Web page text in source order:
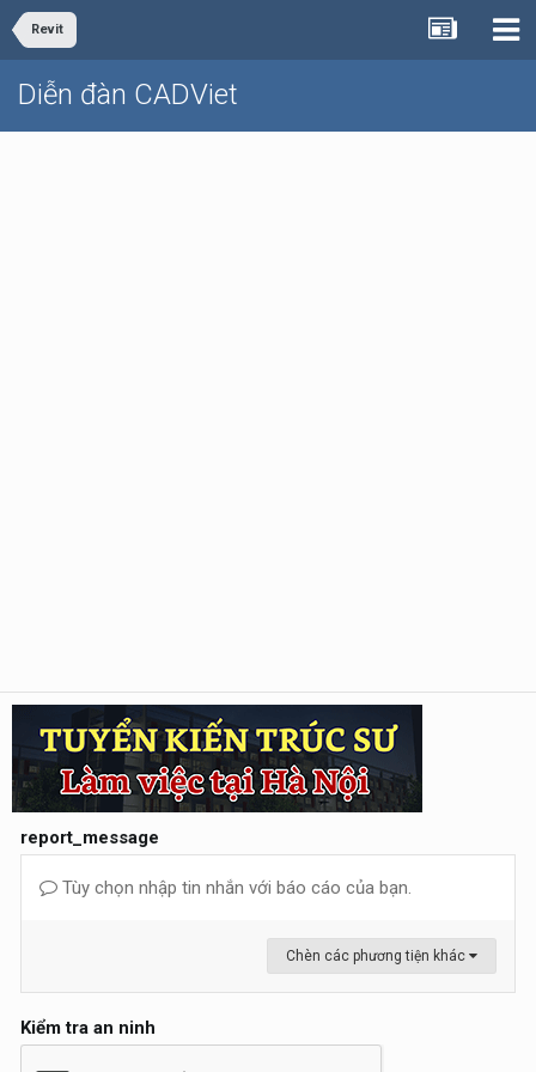
Revit
Diễn đàn CADViet
report_message
Tùy chọn nhập tin nhắn với báo cáo của bạn.
Chèn các phương tiện khác
Kiểm tra an ninh